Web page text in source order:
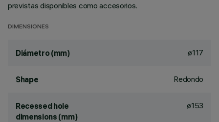
previstas disponibles como accesorios.
DIMENSIONES
Diámetro (mm) ø117
Shape Redondo
Recessed hole
dimensions (mm)
ø153